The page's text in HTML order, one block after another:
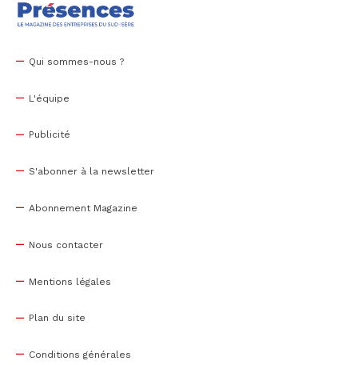
Qui sommes-nous ?
L'équipe
Publicité
S'abonner à la newsletter
Abonnement Magazine
Nous contacter
Mentions légales
Plan du site
Conditions générales